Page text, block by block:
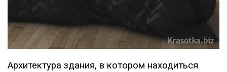
Архитектура здания, в котором находиться